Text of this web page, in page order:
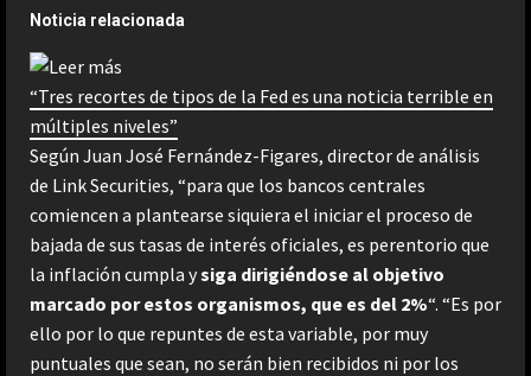
Noticia relacionada
“Tres recortes de tipos de la Fed es una noticia terrible en
múltiples niveles”
Según Juan José Fernández-Figares, director de análisis
de Link Securities, “para que los bancos centrales
comiencen a plantearse siquiera el iniciar el proceso de
bajada de sus tasas de interés oficiales, es perentorio que
la inflación cumpla ysiga dirigiéndose al objetivo
marcado por estos organismos, que es del 2%“. “Es por
ello por lo que repuntes de esta variable, por muy
puntuales que sean, no serán bien recibidos ni por los